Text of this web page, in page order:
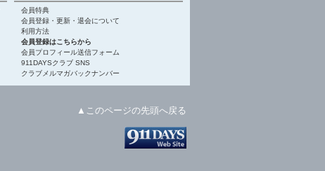
会員特典
会員登録・更新・退会について
利用方法
会員登録はこちらから
会員プロフィール送信フォーム
911DAYSクラブ SNS
クラブメルマガバックナンバー
▲このページの先頭へ戻る